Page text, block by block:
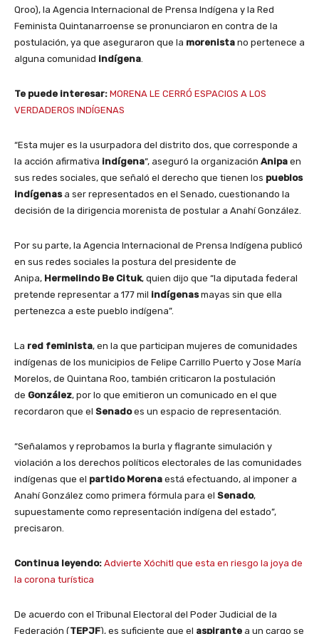
Qroo), la Agencia Internacional de Prensa Indígena y la Red
Feminista Quintanarroense se pronunciaron en contra de la
postulación, ya que aseguraron que la morenista no pertenece a
alguna comunidad indígena
Te puede interesar: MORENA LE CERRÓ ESPACIOS A LOS
VERDADEROS INDÍGENAS
“Esta mujer es la usurpadora del distrito dos, que corresponde a
la acción afirmativa indígena“, aseguró la organización Anipa en
sus redes sociales, que señaló el derecho que tienen los pueblos
indígenasa ser representados en el Senado, cuestionando la
decisión de la dirigencia morenista de postular a Anahí González.
Por su parte, la Agencia Internacional de Prensa Indígena publicó
en sus redes sociales la postura del presidente de
Anipa, Hermelindo Be Cituk, quien dijo que “la diputada federal
pretende representar a 177 mil indígenasmayas sin que ella
pertenezca a este pueblo indígena”.
La red feminista, en la que participan mujeres de comunidades
indígenas de los municipios de Felipe Carrillo Puerto y Jose María
Morelos, de Quintana Roo, también criticaron la postulación
de González, por lo que emitieron un comunicado en el que
recordaron que el Senadoes un espacio de representación.
“Señalamos y reprobamos la burla y flagrante simulación y
violación a los derechos políticos electorales de las comunidades
indígenas que el partido Morena está efectuando, al imponer a
Anahí González como primera fórmula para el Senado,
supuestamente como representación indígena del estado”,
precisaron.
Continua leyendo: Advierte Xóchitl que esta en riesgo la joya de
la corona turística
De acuerdo con el Tribunal Electoral del Poder Judicial de la
Federación (TEPJF), es suficiente que el aspirante a un cargo se